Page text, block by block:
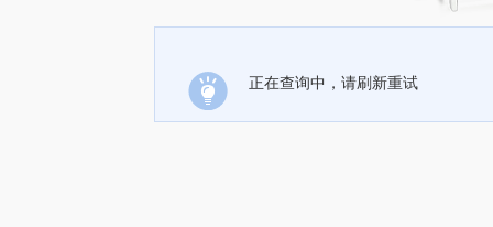
正在查询中，请刷新重试